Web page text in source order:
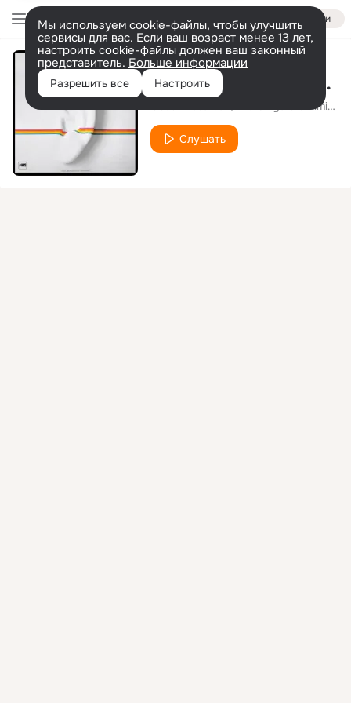
Войти
Мы используем cookie-файлы, чтобы улучшить
сервисы для вас. Если ваш возраст менее 13 лет,
настроить cookie-файлы должен ваш законный
представитель. Больше информации
Разрешить все Настроить A Child Is Born (Remastered)
The Singers Unlimited
Слушать